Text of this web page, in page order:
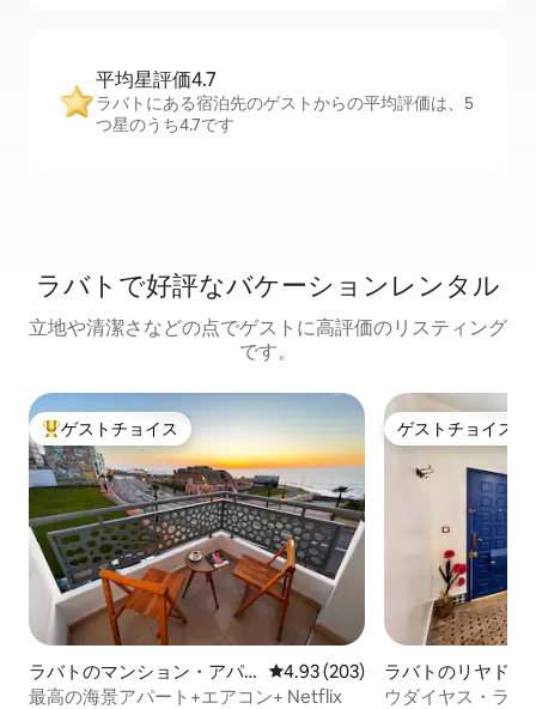
平均星評価4.7
ラバトにある宿泊先のゲストからの平均評価は、5
つ星のうち4.7です
ラバトで好評なバケーションレンタル
立地や清潔さなどの点でゲストに高評価のリスティング
です。
大好評のゲストチョイスです。
ゲストチョイス
ラバトのマンション・アパ
ート
レビュー203件、5つ星中4.93つ
4.93 (203)
最高の海景アパート+エアコン+ Netflix
ゲストチョイス
ゲストチョイス
ラバトのリヤド
ウダイヤス・ラバ